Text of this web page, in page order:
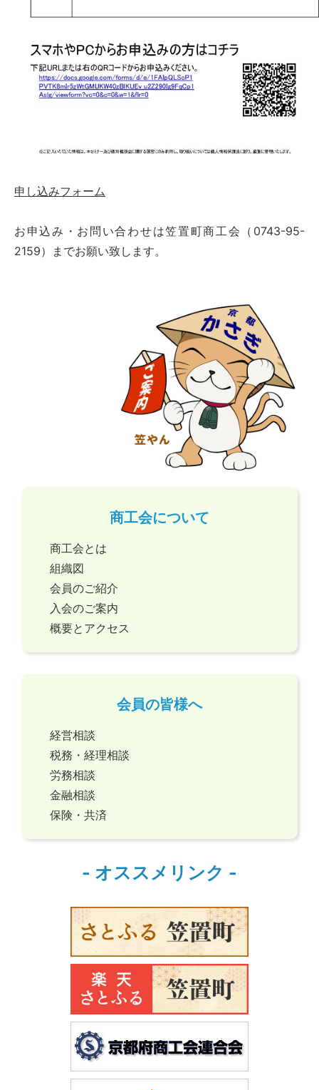
申し込みフォーム
お申込み・お問い合わせは笠置町商工会（0743-95-
2159）までお願い致します。
商工会について
商工会とは
組織図
会員のご紹介
入会のご案内
概要とアクセス
会員の皆様へ
経営相談
税務・経理相談
労務相談
金融相談
保険・共済
- オススメリンク -